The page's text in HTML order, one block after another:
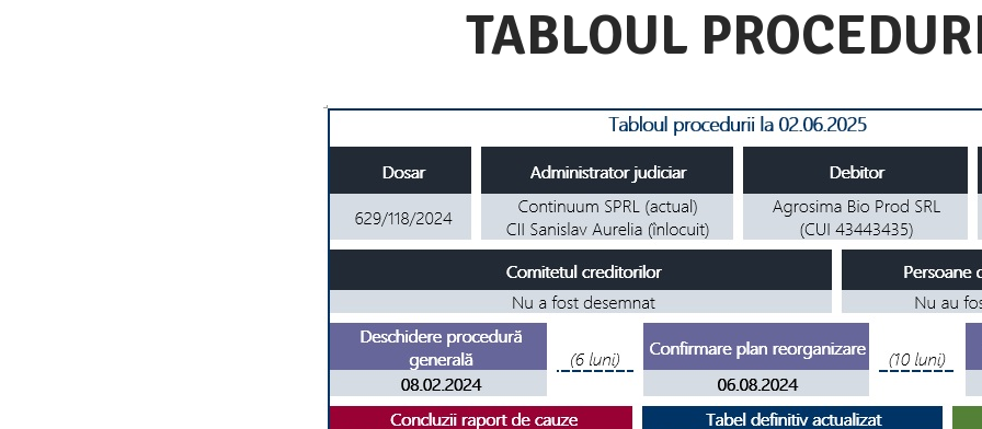
TABLOUL